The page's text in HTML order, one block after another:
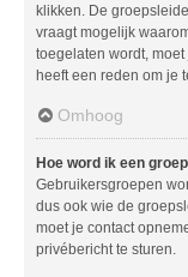
klikken. De
vraagt mogelijk
toegelaten wordt,
heeft een reden om je
Omhoog
Hoe word ik een
Gebruikersgroepen
dus ook wie de
moet je contact
privébericht te sturen.